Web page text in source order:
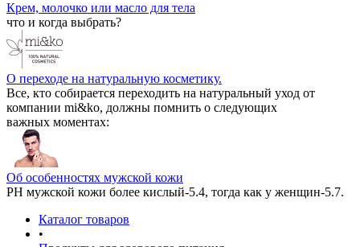
Крем, молочко или масло для тела
что и когда выбрать?
О переходе на натуральную косметику.
Все, кто собирается переходить на натуральный уход от
компании mi&ko, должны помнить о следующих
важных моментах:
Об особенностях мужской кожи
РН мужской кожи более кислый-5.4, тогда как у женщин-5.7.
Каталог товаров
•